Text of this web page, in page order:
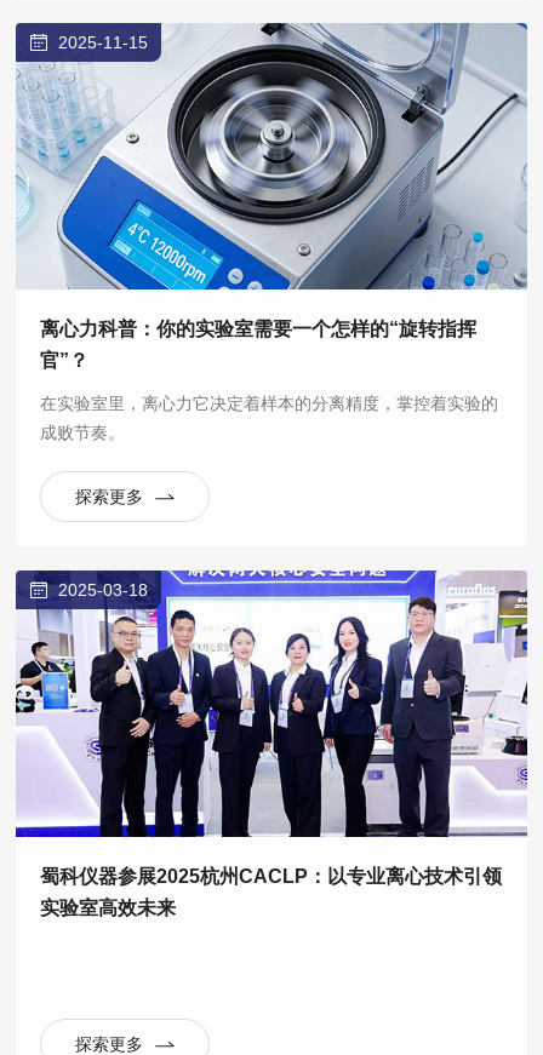
2025-11-15
离心力科普：你的实验室需要一个怎样的“旋转指挥
官”？
在实验室里，离心力它决定着样本的分离精度，掌控着实验的
成败节奏。
探索更多
2025-03-18
蜀科仪器参展2025杭州CACLP：以专业离心技术引领
实验室高效未来
探索更多